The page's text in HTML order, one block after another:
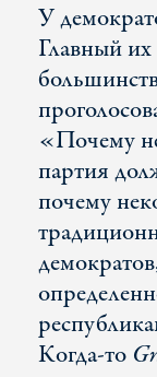
У
Главный
«Почему
партия
почему
Когда-то